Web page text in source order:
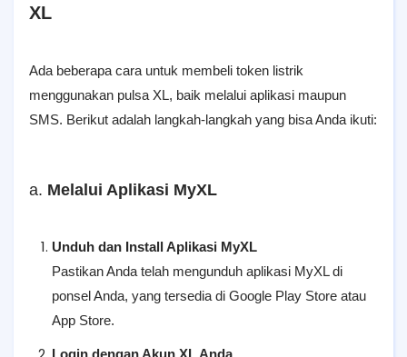
XL
Ada beberapa cara untuk membeli token listrik
menggunakan pulsa XL, baik melalui aplikasi maupun
SMS. Berikut adalah langkah-langkah yang bisa Anda ikuti:
a. Melalui Aplikasi MyXL
Unduh dan Install Aplikasi MyXL
Pastikan Anda telah mengunduh aplikasi MyXL di
ponsel Anda, yang tersedia di Google Play Store atau
App Store.
Login dengan Akun XL Anda